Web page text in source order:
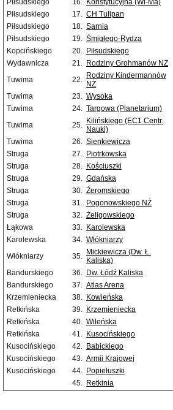
Piłsudskiego
16. Konstytucyjna (Wi-Ma)
Piłsudskiego
17. CH Tulipan
Piłsudskiego
18. Sarnia
Piłsudskiego
19. Śmigłego-Rydza
Kopcińskiego
20. Piłsudskiego
Wydawnicza
21. Rodziny Grohmanów NŻ
Tuwima
22. Rodziny Kindermannów
NŻ
Tuwima 23. Wysoka
Tuwima
24. Targowa (Planetarium)
Tuwima
25. Kilińskiego (EC1 Centr.
Nauki)
Tuwima 26. Sienkiewicza
Struga
27. Piotrkowska
Struga
28. Kościuszki
Struga
29. Gdańska
Struga
30. Żeromskiego
Struga
31. Pogonowskiego NŻ
Struga
32. Żeligowskiego
Łąkowa
33. Karolewska
Karolewska
34. Włókniarzy
Włókniarzy
35. Mickiewicza (Dw. Ł.
Kaliska)
Bandurskiego 36. Dw. Łódź Kaliska
Bandurskiego
37. Atlas Arena
Krzemieniecka
38. Kowieńska
Retkińska
39. Krzemieniecka
Retkińska
40. Wileńska
Retkińska
41. Kusocińskiego
Kusocińskiego
42. Babickiego
Kusocińskiego
43. Armii Krajowej
Kusocińskiego
44. Popiełuszki
45. Retkinia